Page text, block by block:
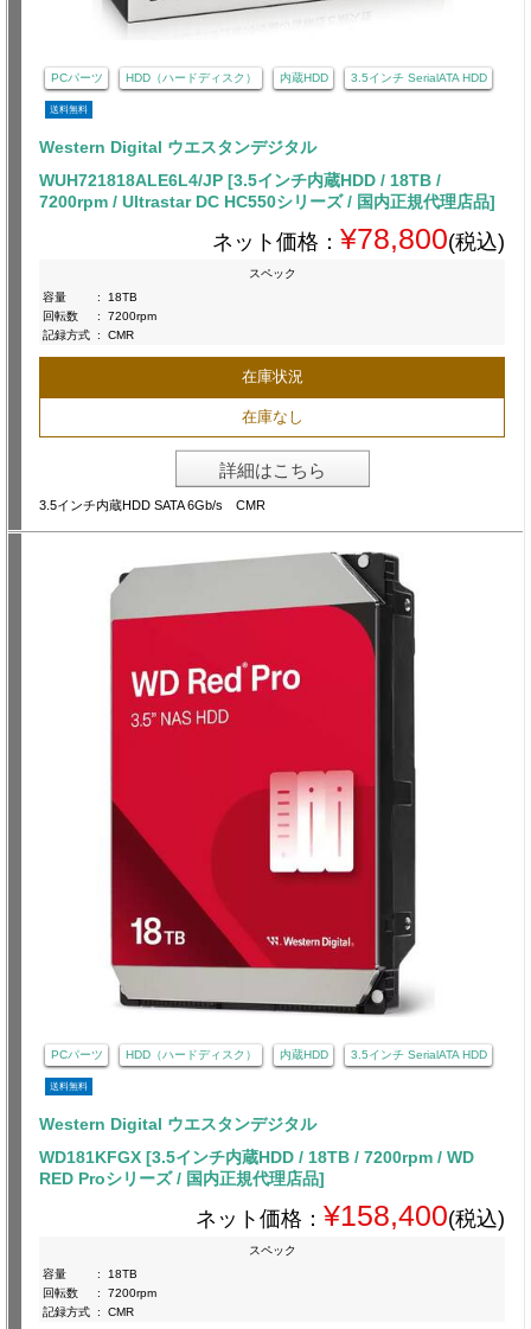
PCパーツ HDD（ハードディスク） 内蔵HDD 3.5インチ SerialATA HDD
送料無料
Western Digital ウエスタンデジタル
WUH721818ALE6L4/JP [3.5インチ内蔵HDD / 18TB /
7200rpm / Ultrastar DC HC550シリーズ / 国内正規代理店品]
ネット価格： ¥78,800(税込)
スペック
容量
:
18TB
回転数
:
7200rpm
記録方式 : CMR
在庫状況
在庫なし
詳細はこちら
3.5インチ内蔵HDD SATA 6Gb/s CMR
PCパーツ HDD（ハードディスク） 内蔵HDD 3.5インチ SerialATA HDD
送料無料
Western Digital ウエスタンデジタル
WD181KFGX [3.5インチ内蔵HDD / 18TB / 7200rpm / WD
RED Proシリーズ / 国内正規代理店品]
ネット価格： ¥158,400(税込)
スペック
容量
:
18TB
回転数
:
7200rpm
記録方式 : CMR